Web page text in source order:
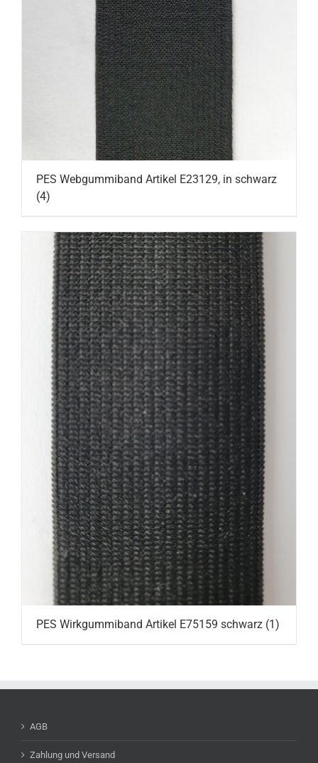
PES Webgummiband Artikel E23129, in schwarz
(4)
PES Wirkgummiband Artikel E75159 schwarz (1)
AGB
Zahlung und Versand